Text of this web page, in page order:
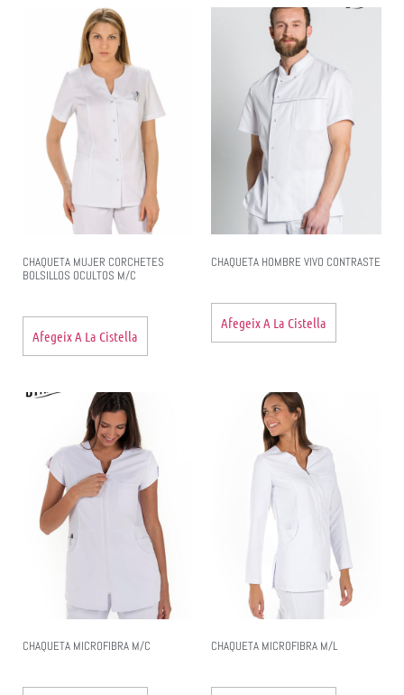
CHAQUETA MUJER CORCHETES
BOLSILLOS OCULTOS M/C
Afegeix A La Cistella
CHAQUETA HOMBRE VIVO CONTRASTE
Afegeix A La Cistella
CHAQUETA MICROFIBRA M/C CHAQUETA MICROFIBRA M/L